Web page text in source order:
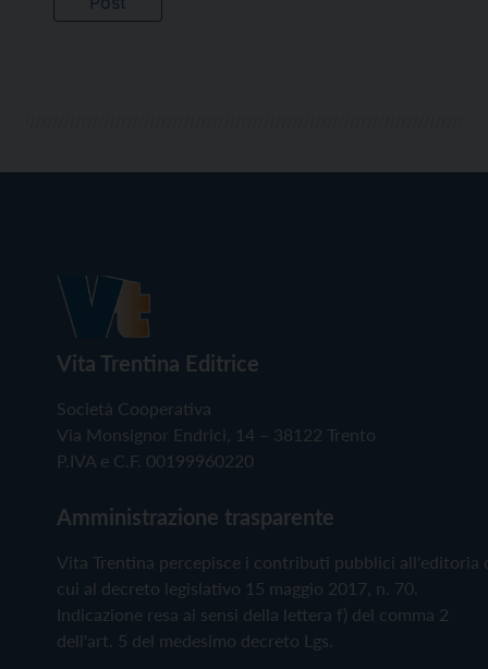
Vita Trentina Editrice
Società Cooperativa
Via Monsignor Endrici, 14 – 38122 Trento
P.IVA e C.F. 00199960220
Amministrazione trasparente
Vita Trentina percepisce i contributi pubblici all'editoria
cui al decreto legislativo 15 maggio 2017, n. 70.
Indicazione resa ai sensi della lettera f) del comma 2
dell'art. 5 del medesimo decreto Lgs.